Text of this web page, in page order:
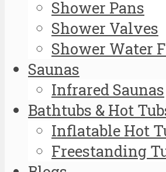
Shower Pans
Shower Valves
Shower Water
Saunas
Infrared Saunas
Bathtubs & Hot
Inflatable Hot
Freestanding